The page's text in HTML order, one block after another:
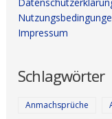
Impressum
Schlagwörter
Anmachsprüche